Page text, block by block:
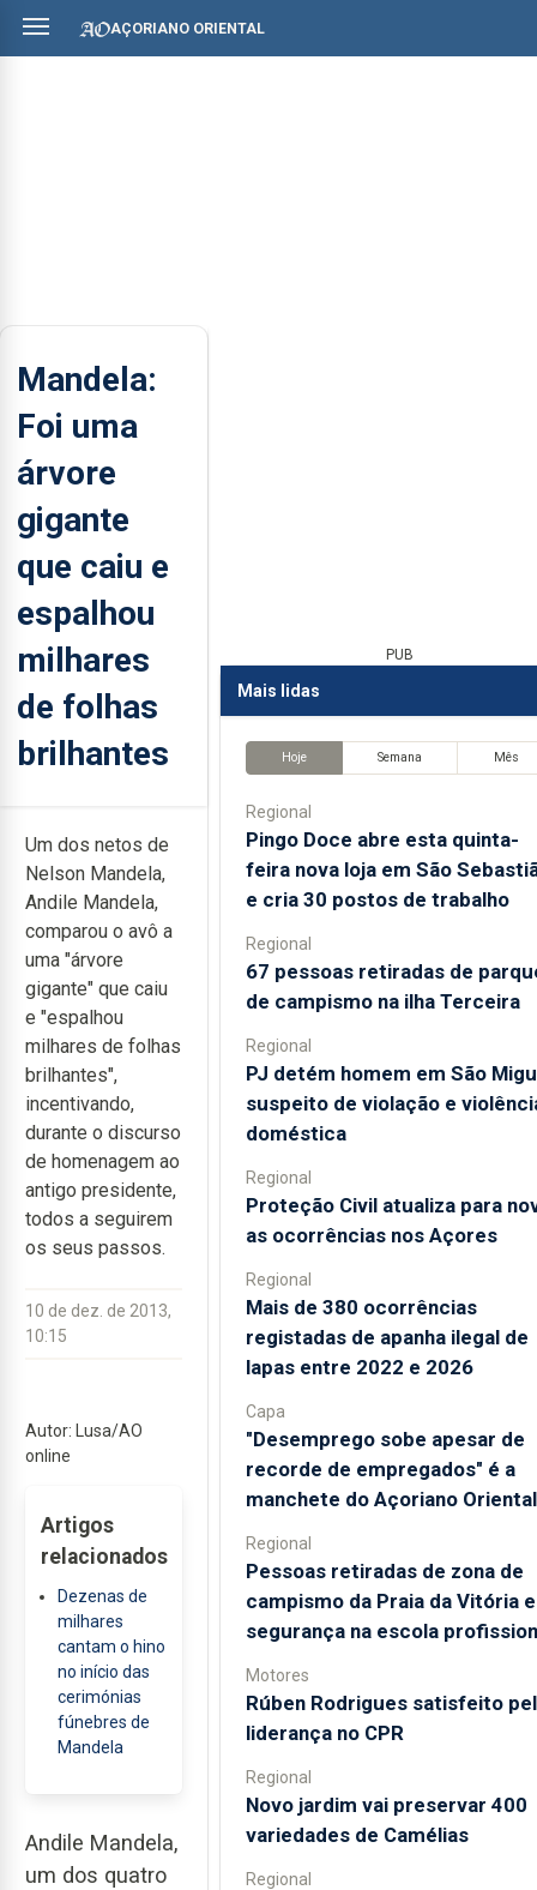
AÇORIANO ORIENTAL
Mandela:
Foi uma
árvore
gigante
que caiu e
espalhou
milhares
de folhas
brilhantes
Um dos netos de
Nelson Mandela,
Andile Mandela,
comparou o avô a
uma "árvore
gigante" que caiu
e "espalhou
milhares de folhas
brilhantes",
incentivando,
durante o discurso
de homenagem ao
antigo presidente,
todos a seguirem
os seus passos.
10 de dez. de 2013,
10:15
Autor: Lusa/AO
online
Artigos
relacionados
Dezenas de
milhares
cantam o hino
no início das
cerimónias
fúnebres de
Mandela
Andile Mandela,
um dos quatro
PUB
Mais lidas
Hoje Semana Mês
Regional
Pingo Doce abre esta quinta-
feira nova loja em São
e cria 30 postos de trabalho
Regional
67 pessoas retiradas de
de campismo na ilha Terceira
Regional
PJ detém homem em São
suspeito de violação e
doméstica
Regional
Proteção Civil atualiza para
as ocorrências nos Açores
Regional
Mais de 380 ocorrências
registadas de apanha ilegal de
lapas entre 2022 e 2026
Capa
"Desemprego sobe apesar de
recorde de empregados" é a
manchete do Açoriano Oriental
Regional
Pessoas retiradas de zona de
campismo da Praia da Vitória
segurança na escola
Motores
Rúben Rodrigues satisfeito
liderança no CPR
Regional
Novo jardim vai preservar 400
variedades de Camélias
Regional